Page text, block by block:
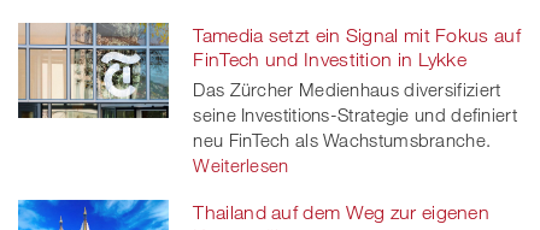
Tamedia setzt ein Signal mit Fokus auf
FinTech und Investition in Lykke
Das Zürcher Medienhaus diversifiziert
seine Investitions-Strategie und definiert
neu FinTech als Wachstumsbranche.
Weiterlesen
Thailand auf dem Weg zur eigenen